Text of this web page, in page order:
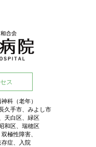
ス
科（老年）
久手市、みよし市
天白区、緑区
和区、瑞穂区
極性障害、
症、入院